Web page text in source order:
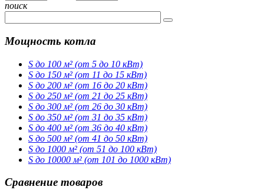
поиск
Мощность котла
S до 100 м² (от 5 до 10 кВт)
S до 150 м² (от 11 до 15 кВт)
S до 200 м² (от 16 до 20 кВт)
S до 250 м² (от 21 до 25 кВт)
S до 300 м² (от 26 до 30 кВт)
S до 350 м² (от 31 до 35 кВт)
S до 400 м² (от 36 до 40 кВт)
S до 500 м² (от 41 до 50 кВт)
S до 1000 м² (от 51 до 100 кВт)
S до 10000 м² (от 101 до 1000 кВт)
Сравнение товаров